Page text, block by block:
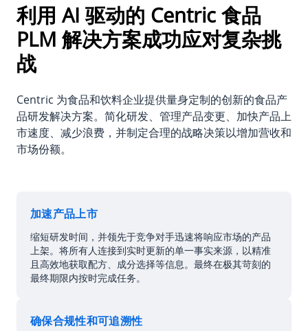
利用 AI 驱动的 Centric 食品
PLM 解决方案成功应对复杂挑
战
Centric 为食品和饮料企业提供量身定制的创新的食品产
品研发解决方案。简化研发、管理产品变更、加快产品上
市速度、减少浪费，并制定合理的战略决策以增加营收和
市场份额。
加速产品上市
缩短研发时间，并领先于竞争对手迅速将响应市场的产品
上架。将所有人连接到实时更新的单一事实来源，以精准
且高效地获取配方、成分选择等信息。最终在极其苛刻的
最终期限内按时完成任务。
确保合规性和可追溯性